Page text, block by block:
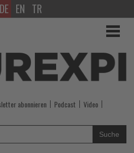
DE EN TR
abonnieren Podcast
Video
Suche